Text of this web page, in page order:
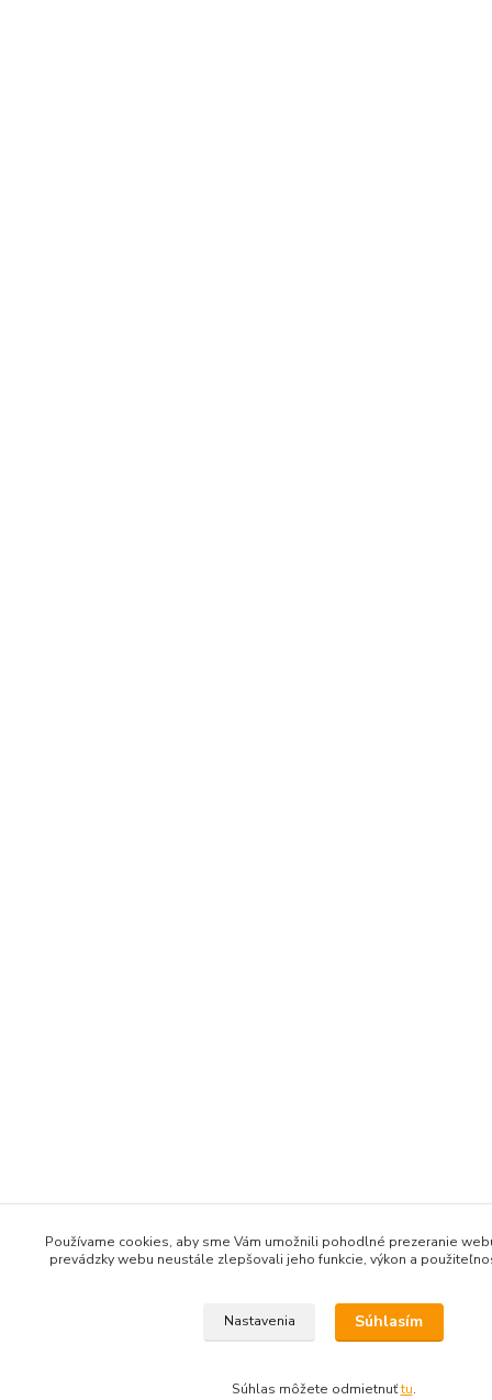
Používame cookies, aby sme Vám umožnili pohodlné prezeranie
prevádzky webu neustále zlepšovali jeho funkcie, výkon a
Nastavenia Súhlasím
Súhlas môžete odmietnuťtu.